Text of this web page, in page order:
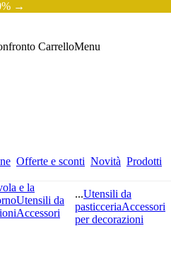
→
CarrelloMenu
Offerte e sconti Novità Prodotti
e la
Utensili da
Accessori
...Utensili da
pasticceriaAccessori
per decorazioni